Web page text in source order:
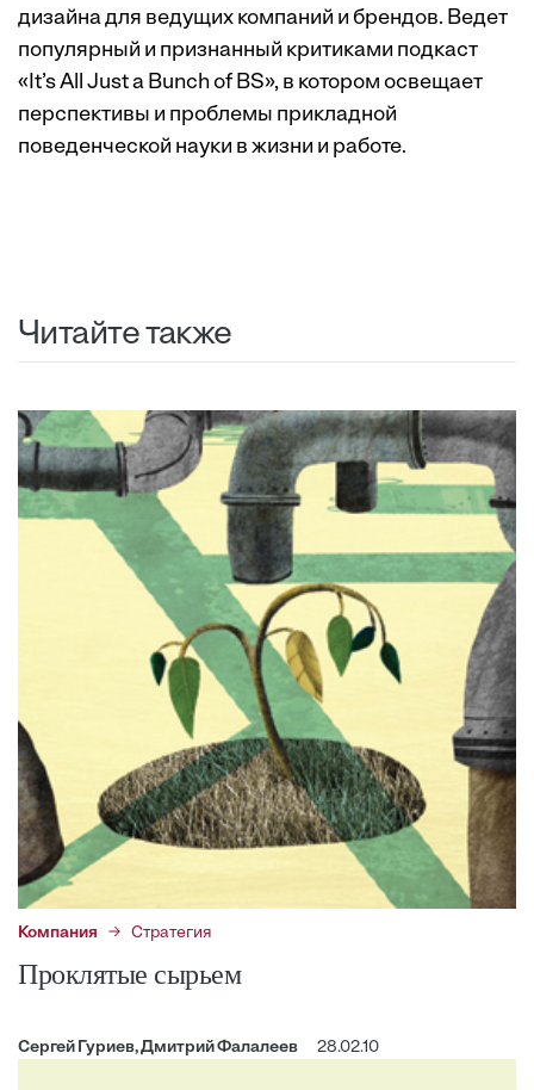
дизайна для ведущих компаний и брендов. Ведет
популярный и признанный критиками подкаст
«It’s All Just a Bunch of BS», в котором освещает
перспективы и проблемы прикладной
поведенческой науки в жизни и работе.
Читайте также
Компания Стратегия
Проклятые сырьем
Сергей Гуриев, Дмитрий Фалалеев 28.02.10